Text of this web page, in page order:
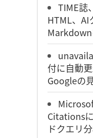
TIME誌
HTML、AI
付に自動
Googleの
Citations
ドクエリ